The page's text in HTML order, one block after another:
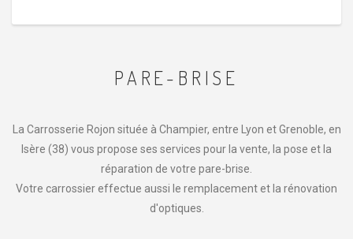
PARE-BRISE
La Carrosserie Rojon située à Champier, entre Lyon et Grenoble, en
Isère (38) vous propose ses services pour la vente, la pose et la
réparation de votre pare-brise.
Votre carrossier effectue aussi le remplacement et la rénovation
d'optiques.